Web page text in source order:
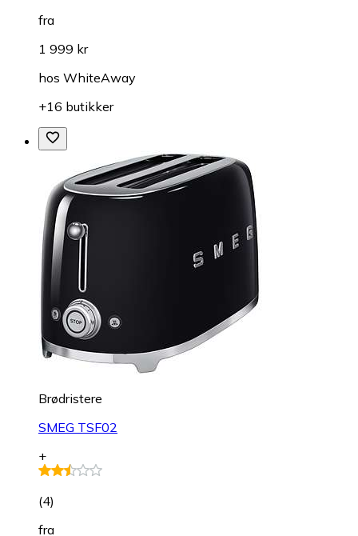
fra
1 999 kr
hos WhiteAway
+16 butikker
Brødristere
SMEG TSF02
+
(4)
fra